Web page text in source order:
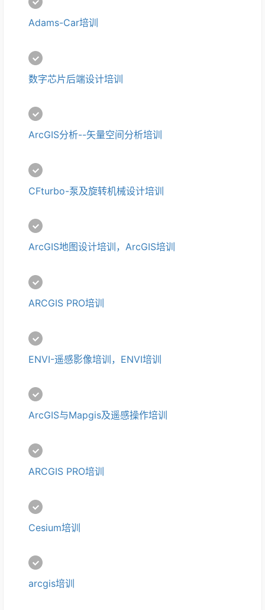
Adams-Car培训
数字芯片后端设计培训
ArcGIS分析--矢量空间分析培训
CFturbo-泵及旋转机械设计培训
ArcGIS地图设计培训，ArcGIS培训
ARCGIS PRO培训
ENVI-遥感影像培训，ENVI培训
ArcGIS与Mapgis及遥感操作培训
ARCGIS PRO培训
Cesium培训
arcgis培训